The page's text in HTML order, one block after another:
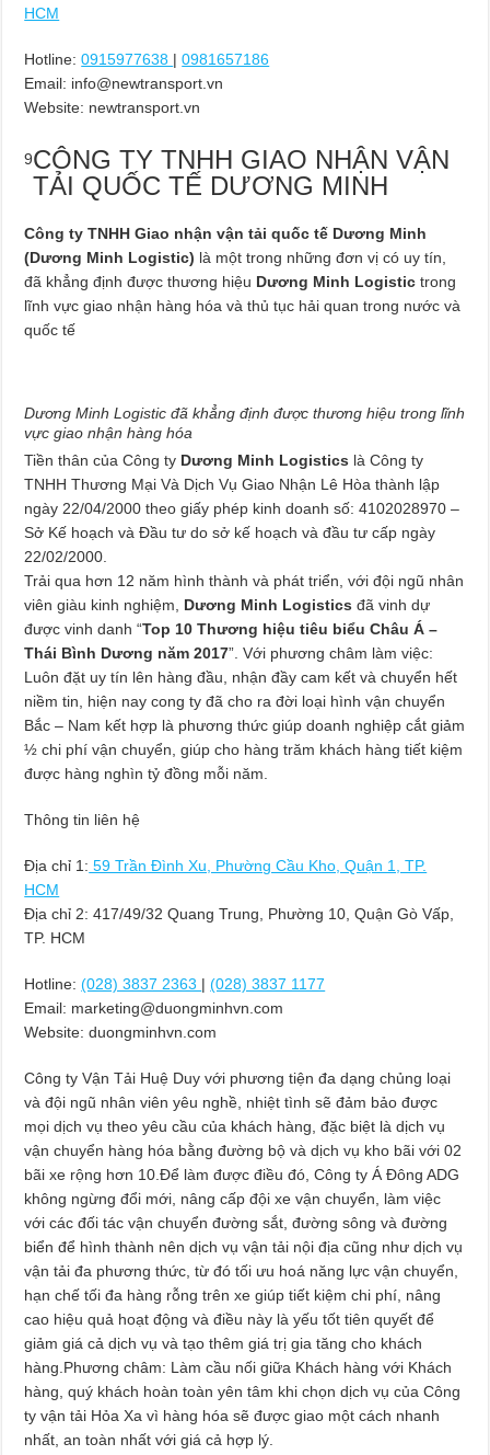
HCM
Hotline: 0915977638 |0981657186
Email: info@newtransport.vn
Website: newtransport.vn
9CÔNG TY TNHH GIAO NHẬN VẬN
TẢI QUỐC TẾ DƯƠNG MINH
Công ty TNHH Giao nhận vận tải quốc tế Dương Minh
(Dương Minh Logistic) là một trong những đơn vị có uy tín,
đã khẳng định được thương hiệu Dương Minh Logistic trong
lĩnh vực giao nhận hàng hóa và thủ tục hải quan trong nước và
quốc tế
Dương Minh Logistic đã khẳng định được thương hiệu trong lĩnh
vực giao nhận hàng hóa
Tiền thân của Công ty Dương Minh Logistics là Công ty
TNHH Thương Mại Và Dịch Vụ Giao Nhận Lê Hòa thành lập
ngày 22/04/2000 theo giấy phép kinh doanh số: 4102028970 –
Sở Kế hoạch và Đầu tư do sở kế hoạch và đầu tư cấp ngày
22/02/2000.
Trải qua hơn 12 năm hình thành và phát triển, với đội ngũ nhân
viên giàu kinh nghiệm, Dương Minh Logistics đã vinh dự
được vinh danh “Top 10 Thương hiệu tiêu biểu Châu Á –
Thái Bình Dương năm 2017”. Với phương châm làm việc:
Luôn đặt uy tín lên hàng đầu, nhận đầy cam kết và chuyển hết
niềm tin, hiện nay cong ty đã cho ra đời loại hình vận chuyển
Bắc – Nam kết hợp là phương thức giúp doanh nghiệp cắt giảm
½ chi phí vận chuyển, giúp cho hàng trăm khách hàng tiết kiệm
được hàng nghìn tỷ đồng mỗi năm.
Thông tin liên hệ
Địa chỉ 1: 59 Trần Đình Xu, Phường Cầu Kho, Quận 1, TP.
HCM
Địa chỉ 2: 417/49/32 Quang Trung, Phường 10, Quận Gò Vấp,
TP. HCM
Hotline: (028) 3837 2363 |(028) 3837 1177
Email: marketing@duongminhvn.com
Website: duongminhvn.com
Công ty Vận Tải Huệ Duy với phương tiện đa dạng chủng loại
và đội ngũ nhân viên yêu nghề, nhiệt tình sẽ đảm bảo được
mọi dịch vụ theo yêu cầu của khách hàng, đặc biệt là dịch vụ
vận chuyển hàng hóa bằng đường bộ và dịch vụ kho bãi với 02
bãi xe rộng hơn 10.Để làm được điều đó, Công ty Á Đông ADG
không ngừng đổi mới, nâng cấp đội xe vận chuyển, làm việc
với các đối tác vận chuyển đường sắt, đường sông và đường
biển để hình thành nên dịch vụ vận tải nội địa cũng như dịch vụ
vận tải đa phương thức, từ đó tối ưu hoá năng lực vận chuyển,
hạn chế tối đa hàng rỗng trên xe giúp tiết kiệm chi phí, nâng
cao hiệu quả hoạt động và điều này là yếu tốt tiên quyết để
giảm giá cả dịch vụ và tạo thêm giá trị gia tăng cho khách
hàng.Phương châm: Làm cầu nối giữa Khách hàng với Khách
hàng, quý khách hoàn toàn yên tâm khi chọn dịch vụ của Công
ty vận tải Hỏa Xa vì hàng hóa sẽ được giao một cách nhanh
nhất, an toàn nhất với giá cả hợp lý.